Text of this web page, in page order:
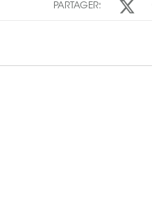
PARTAGER: